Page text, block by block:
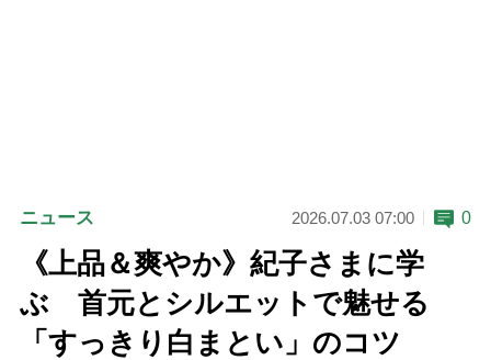
ニュース 2026.07.03 07:00 0
《上品＆爽やか》紀子さまに学
ぶ 首元とシルエットで魅せる
「すっきり白まとい」のコツ